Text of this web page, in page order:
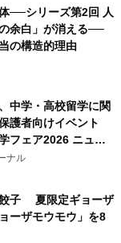
──シリーズ第2回 人
余白」が消える──
の構造的理由
中学・高校留学に関
護者向けイベント
フェア2026 ニュー
ストラリア」を
ナル
子 夏限定ギョーザ
ーザモウモウ」を8